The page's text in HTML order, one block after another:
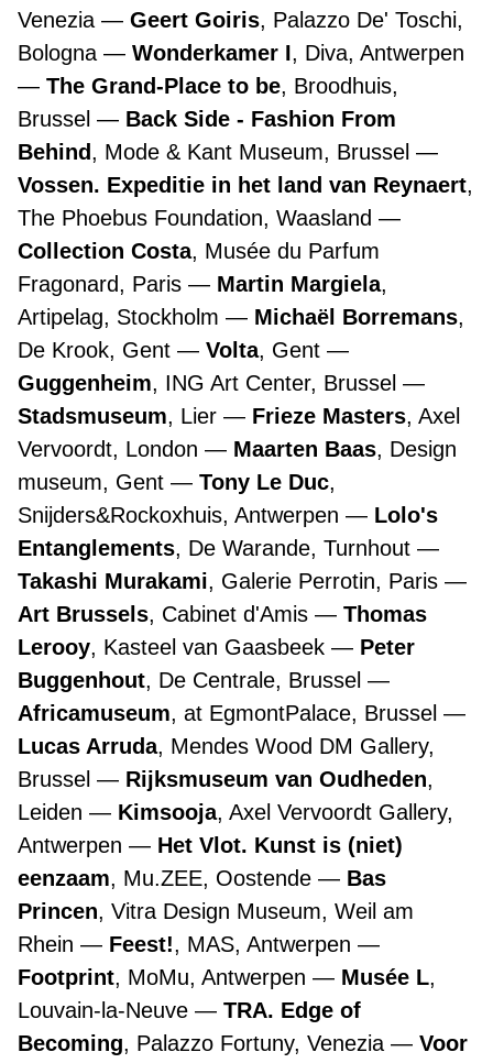
Venezia
Geert Goiris, Palazzo De' Toschi,
Bologna
Wonderkamer I, Diva, Antwerpen
The Grand-Place to be, Broodhuis,
Brussel
Back Side - Fashion From
Behind, Mode & Kant Museum, Brussel
Vossen. Expeditie in het land van Reynaert,
The Phoebus Foundation, Waasland
Collection Costa, Musée du Parfum
Fragonard, Paris
Martin Margiela,
Artipelag, Stockholm
Michaël Borremans,
De Krook, Gent
Volta, Gent
Guggenheim, ING Art Center, Brussel
Stadsmuseum, Lier Frieze Masters, Axel
Vervoordt, London
Maarten Baas, Design
museum, Gent
Tony Le Duc,
Snijders&Rockoxhuis, Antwerpen
Lolo's
Entanglements, De Warande, Turnhout
Takashi Murakami, Galerie Perrotin, Paris
Art Brussels, Cabinet d'Amis
Thomas
Lerooy, Kasteel van Gaasbeek
Peter
Buggenhout, De Centrale, Brussel
Africamuseum, at EgmontPalace, Brussel
Lucas Arruda, Mendes Wood DM Gallery,
Brussel
Rijksmuseum van Oudheden,
Leiden
Kimsooja, Axel Vervoordt Gallery,
Antwerpen
Het Vlot. Kunst is (niet)
eenzaam, Mu.ZEE, Oostende
Bas
Princen, Vitra Design Museum, Weil am
Rhein
Feest!, MAS, Antwerpen
Footprint, MoMu, Antwerpen Musée L,
Louvain-la-Neuve
TRA. Edge of
Becoming, Palazzo Fortuny, Venezia
Voor